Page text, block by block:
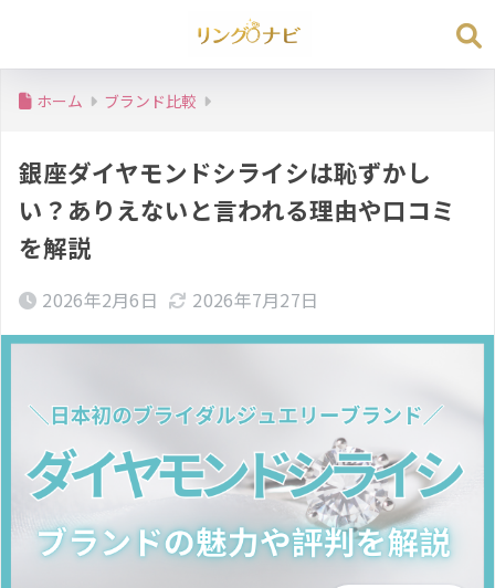
ホーム ブランド比較
銀座ダイヤモンドシライシは恥ずかし
い？ありえないと言われる理由や口コミ
を解説
2026年2月6日 2026年7月27日